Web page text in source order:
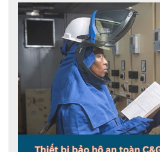
điện.
Bảo hộ điện ECO3D – Cam kết
Tư vấn tận tâm.
Website:
https://eco3d.vn
Hotline:
0372.064.090
Fanpage: https://